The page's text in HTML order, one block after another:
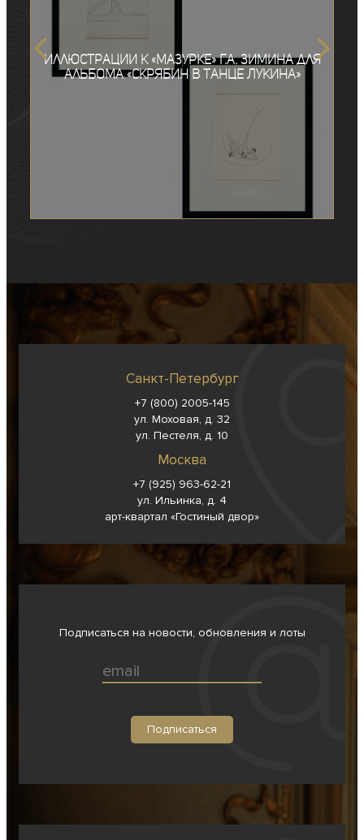
Иллюстрации к «Мазурке» Г.А. Зимина для
альбома «Скрябин в танце Лукина»
Санкт-Петербург
+7 (800) 2005-145
ул. Моховая, д. 32
ул. Пестеля, д. 10
Москва
+7 (925) 963-62-21
ул. Ильинка, д. 4
арт-квартал «Гостиный двор»
Подписаться на новости, обновления и лоты